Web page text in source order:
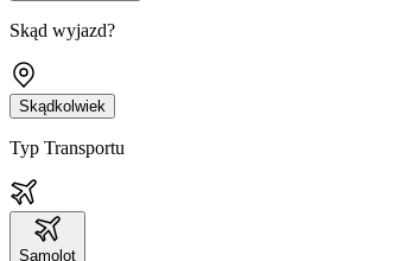
Skąd wyjazd?
Skądkolwiek
Typ Transportu
Samolot